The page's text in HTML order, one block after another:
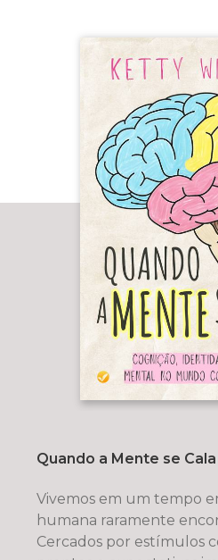
Quando a Mente se Cala
Vivemos em um tempo
humana raramente
Cercados por estímulos